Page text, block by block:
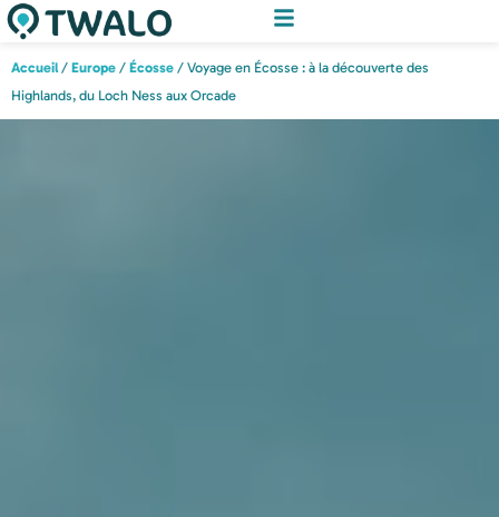
Accueil/ Europe / Écosse / Voyage en Écosse : à la découverte des
Highlands, du Loch Ness aux Orcade